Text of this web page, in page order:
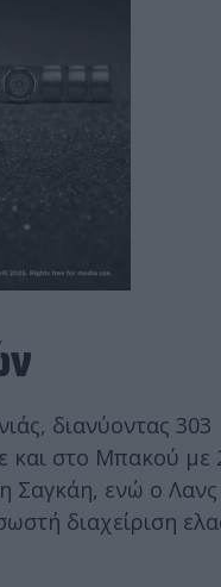
διανύοντας 303
και στο Μπακού με
Σαγκάη, ενώ ο
διαχείριση